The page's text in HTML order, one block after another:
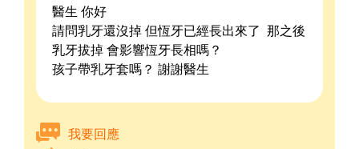
醫生 你好
請問乳牙還沒掉 但恆牙已經長出來了 那之後
乳牙拔掉 會影響恆牙長相嗎？
孩子帶乳牙套嗎？ 謝謝醫生
我要回應